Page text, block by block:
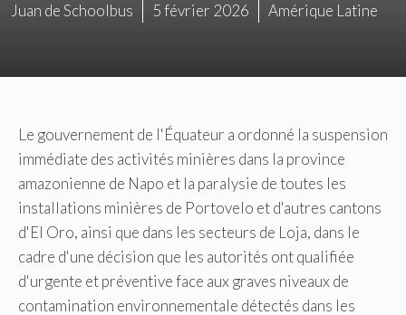
Juan de Schoolbus 5 février 2026 Amérique Latine
Le gouvernement de l'Équateur a ordonné la suspension
immédiate des activités minières dans la province
amazonienne de Napo et la paralysie de toutes les
installations minières de Portovelo et d'autres cantons
d'El Oro, ainsi que dans les secteurs de Loja, dans le
cadre d'une décision que les autorités ont qualifiée
d'urgente et préventive face aux graves niveaux de
contamination environnementale détectés dans les